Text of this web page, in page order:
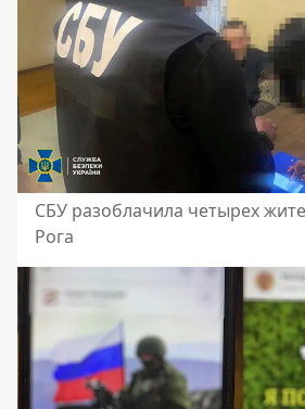
СБУ разоблачила четырех
Рога